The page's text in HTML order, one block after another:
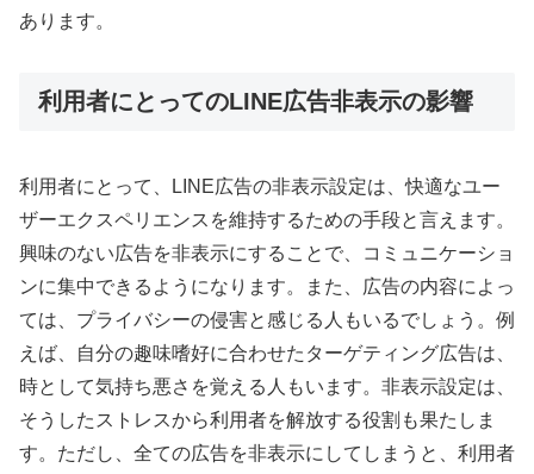
あります。
利用者にとってのLINE広告非表示の影響
利用者にとって、LINE広告の非表示設定は、快適なユー
ザーエクスペリエンスを維持するための手段と言えます。
興味のない広告を非表示にすることで、コミュニケーショ
ンに集中できるようになります。また、広告の内容によっ
ては、プライバシーの侵害と感じる人もいるでしょう。例
えば、自分の趣味嗜好に合わせたターゲティング広告は、
時として気持ち悪さを覚える人もいます。非表示設定は、
そうしたストレスから利用者を解放する役割も果たしま
す。ただし、全ての広告を非表示にしてしまうと、利用者